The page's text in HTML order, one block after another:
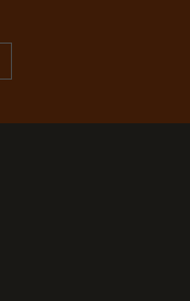
zijn
voor diverse